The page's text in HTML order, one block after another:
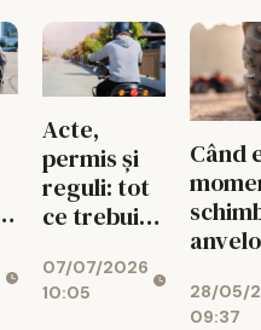
Acte,
permis și
reguli: tot
ce trebuie
despre
scutere
07/07/2026
10:05
Când
28/05/
09:37